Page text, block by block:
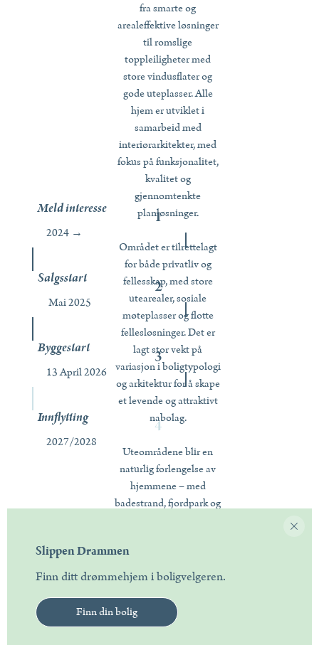
fra smarte og
arealeffektive løsninger
til romslige
toppleiligheter med
store vindusflater og
gode uteplasser. Alle
hjem er utviklet i
samarbeid med
interiørarkitekter, med
fokus på funksjonalitet,
kvalitet og
gjennomtenkte
planløsninger.
Området er tilrettelagt
for både privatliv og
fellesskap, med store
utearealer, sosiale
møteplasser og flotte
fellesløsninger. Det er
lagt stor vekt på
variasjon i boligtypologi
og arkitektur for å skape
et levende og attraktivt
nabolag.
Uteområdene blir en
naturlig forlengelse av
hjemmene – med
badestrand, fjordpark og
sammen. Her bor du
med nærhet både til
marka, med natur,
aktivitet og byliv rett
1
Meld interesse
2024 →
2
Salgsstart
Mai 2025
3
Byggestart
13 April 2026
4
Innflytting
2027/2028
Slippen Drammen
Finn ditt drømmehjem i boligvelgeren.
Finn din bolig